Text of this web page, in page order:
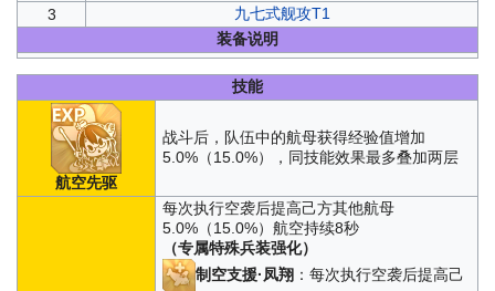
3
九七式舰攻T1
装备说明
技能
航空先驱
战斗后，队伍中的航母获得经验值增加
5.0%（15.0%），同技能效果最多叠加两层
每次执行空袭后提高己方其他航母
5.0%（15.0%）航空持续8秒
（专属特殊兵装强化）
制空支援·凤翔：每次执行空袭后提高己